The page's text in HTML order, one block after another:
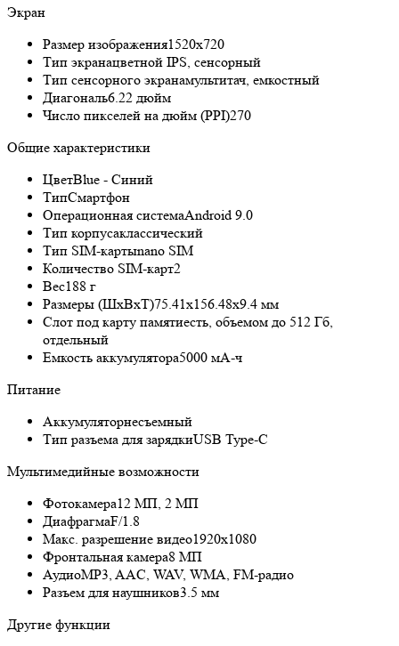
Экран
Размер изображения1520x720
Тип экранацветной IPS, сенсорный
Тип сенсорного экранамультитач, емкостный
Диагональ6.22 дюйм
Число пикселей на дюйм (PPI)270
Общие характеристики
ЦветBlue - Синий
ТипСмартфон
Операционная системаAndroid 9.0
Тип корпусаклассический
Тип SIM-картыnano SIM
Количество SIM-карт2
Вес188 г
Размеры (ШxВxТ)75.41x156.48x9.4 мм
Слот под карту памятиесть, объемом до 512 Гб,
отдельный
Емкость аккумулятора5000 мА-ч
Питание
Аккумуляторнесъемный
Тип разъема для зарядкиUSB Type-C
Мультимедийные возможности
Фотокамера12 МП, 2 МП
ДиафрагмаF/1.8
Макс. разрешение видео1920x1080
Фронтальная камера8 МП
АудиоMP3, AAC, WAV, WMA, FM-радио
Разъем для наушников3.5 мм
Другие функции